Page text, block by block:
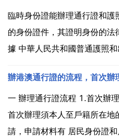
臨時身份證能辦理通行證和護
的身份證件，其證明身份的法
據 中華人民共和國普通護照
在地縣級以上地方人民 公安機
並提交下列真實有效的材料
完...
一 辦理通行證流程 1.首次辦
首次辦理須本人至戶籍所在地
請，申請材料有 居民身份證